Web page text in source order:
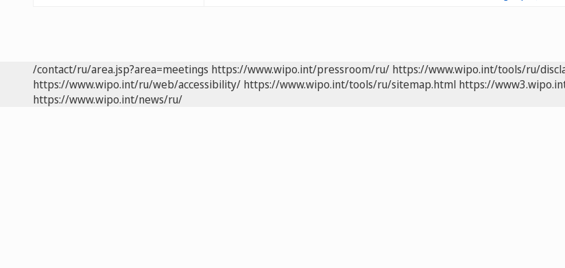
/contact/ru/area.jsp?area=meetings https://www.wipo.int/pressroom/ru/ https://www.wipo.int/tools/ru/
https://www.wipo.int/ru/web/accessibility/ https://www.wipo.int/tools/ru/sitemap.html https://
https://www.wipo.int/news/ru/